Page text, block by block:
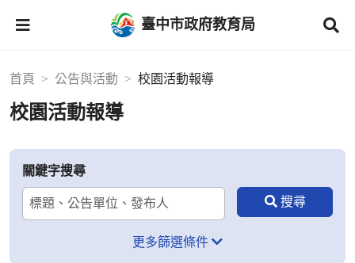
臺中市政府教育局
首頁 公告與活動 校園活動報導
校園活動報導
關鍵字搜尋
更多篩選條件